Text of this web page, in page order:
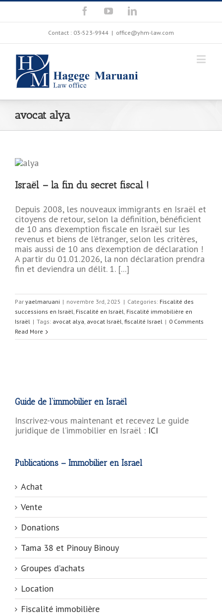
Contact : 03-523-9944 | office@yhm-law.com
avocat alya
Israël – la fin du secret fiscal !
Depuis 2008, les nouveaux immigrants en Israël et
citoyens de retour, selon la définition, bénéficient
de 10 ans d’exemption fiscale en Israël sur les
revenus et biens de l’étranger, selon les critères,
mais aussi de 10 ans d’exemption de déclaration !
A partir du 01.01.2026, la non déclaration prendra
fin et deviendra un délit. 1. [...]
Par yaelmaruani | novembre 3rd, 2025 | Categories: Fiscalité des
successions en Israël, Fiscalité en Israël, Fiscalité immobilière en
Israël | Tags: avocat alya, avocat Israël, fiscalité Israel | 0 Comments
Read More
Guide de l’immobilier en Israël
Inscrivez-vous maintenant et recevez Le guide
juridique de l’immobilier en Israël : ICI
Publications – Immobilier en Israel
Achat
Vente
Donations
Tama 38 et Pinouy Binouy
Groupes d’achats
Location
Fiscalité immobilière